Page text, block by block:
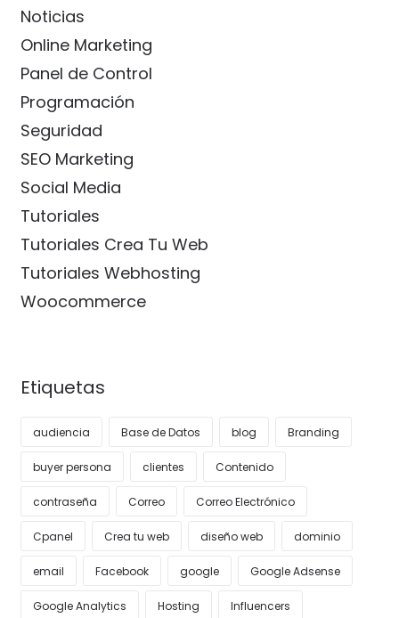
Noticias
Online Marketing
Panel de Control
Programación
Seguridad
SEO Marketing
Social Media
Tutoriales
Tutoriales Crea Tu Web
Tutoriales Webhosting
Woocommerce
Etiquetas
audiencia Base de Datos blog Branding
buyer persona clientes Contenido
contraseña Correo Correo Electrónico
Cpanel Crea tu web diseño web dominio
email Facebook google Google Adsense
Google Analytics Hosting Influencers